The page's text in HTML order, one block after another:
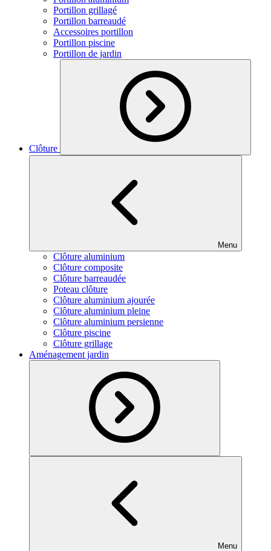
Portillon grillagé
Portillon barreaudé
Accessoires portillon
Portillon piscine
Portillon de jardin
Clôture
Menu
Clôture aluminium
Clôture composite
Clôture barreaudée
Poteau clôture
Clôture aluminium ajourée
Clôture aluminium pleine
Clôture aluminium persienne
Clôture piscine
Clôture grillage
Aménagement jardin
Menu